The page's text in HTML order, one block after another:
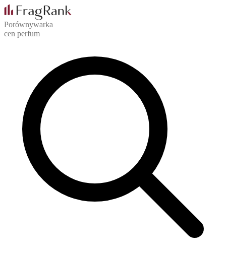
Porównywarka
cen perfum